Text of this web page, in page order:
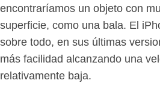
encontraríamos un objeto con
superficie, como una bala. El
sobre todo, en sus últimas
más facilidad alcanzando una
relativamente baja.